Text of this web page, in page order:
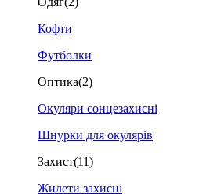
Кофти
Футболки
Оптика(2)
Окуляри сонцезахисні
Шнурки для окулярів
Захист(11)
Жилети захисні